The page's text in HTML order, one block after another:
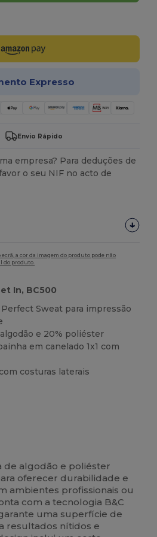
Expresso
Envio Rápido
empresa? Para deduções de
o seu NIF no acto de
a cor da imagem do produto pode não
do produto.
In, BC500
Sweat para impressão
e 20% poliéster
em canelado 1x1 com
costuras laterais
de algodão e poliéster
oferecer durabilidade e
ambientes profissionais ou
com a tecnologia B&C
uma superfície de
resultados nítidos e